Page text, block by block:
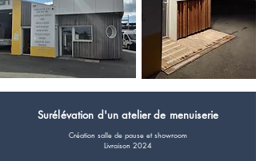
Surélévation d'un atelier de menuiserie
Création salle de pause et showroom
Livraison 2024